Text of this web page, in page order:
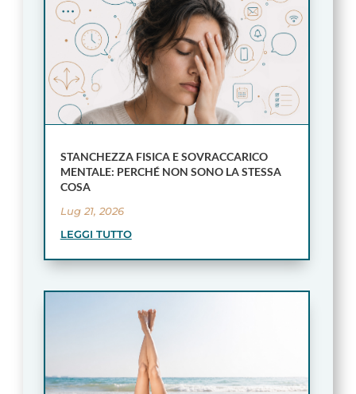
STANCHEZZA FISICA E SOVRACCARICO
MENTALE: PERCHÉ NON SONO LA STESSA
COSA
Lug 21, 2026
LEGGI TUTTO